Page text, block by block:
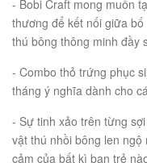
- Bobi Craft mong muốn
thương để kết nối giữa
thú bông thông minh đầy
- Combo thỏ trứng phục
tháng ý nghĩa dành cho
- Sự tinh xảo trên từng
vật thú nhồi bông len
cảm của bất kì bạn trẻ